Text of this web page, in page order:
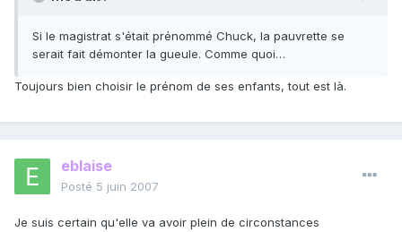
Si le magistrat s'était prénommé Chuck, la pauvrette se
serait fait démonter la gueule. Comme quoi…
Toujours bien choisir le prénom de ses enfants, tout est là.
eblaise
Posté 5 juin 2007
Je suis certain qu'elle va avoir plein de circonstances